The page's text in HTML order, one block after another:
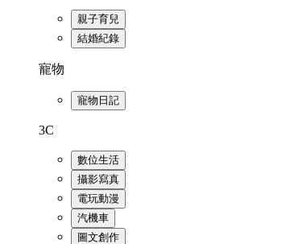
親子育兒
結婚紀錄
寵物
寵物日記
3C
數位生活
攝影寫真
電玩動漫
汽機車
圖文創作